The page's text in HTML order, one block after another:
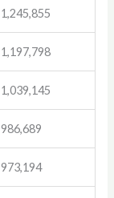
1,245,855
1,197,798
1,039,145
986,689
973,194